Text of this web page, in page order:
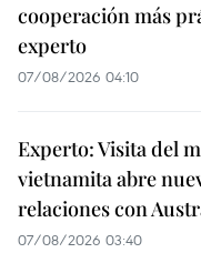
cooperación más
experto
07/08/2026 04:10
Experto: Visita del
vietnamita abre
relaciones con
07/08/2026 03:40